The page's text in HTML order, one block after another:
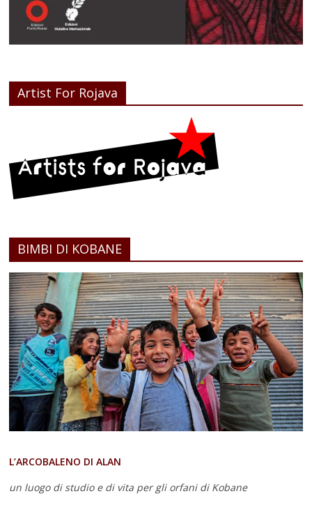
Artist For Rojava
BIMBI DI KOBANE
L’ARCOBALENO DI ALAN
un luogo di studio e di vita per gli orfani di Kobane